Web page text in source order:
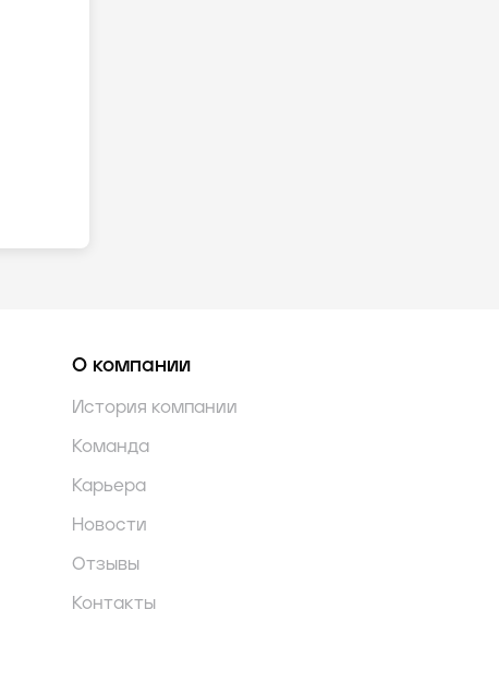
О компании
История компании
Команда
Карьера
Новости
Отзывы
Контакты